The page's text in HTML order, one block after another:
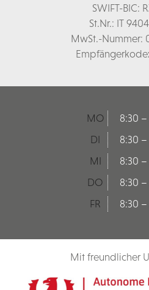
SWIFT-BIC:
St.Nr.: IT
MwSt.-Nummer:
MO
8:30 –
DI
8:30 –
MI
8:30 –
DO
8:30 –
FR
8:30 –
Mit freundlicher